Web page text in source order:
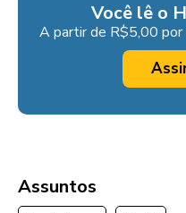
Você lê o
A partir de R$5,00 por
Assuntos